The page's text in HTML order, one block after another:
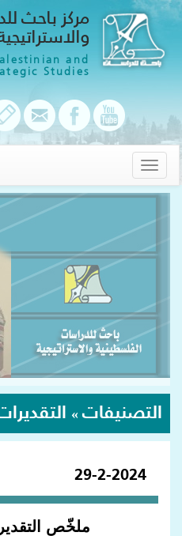
مركز باحث
and
Studies
Toggle
navigation
التصنيفات »
29-2-2024
ملخّص